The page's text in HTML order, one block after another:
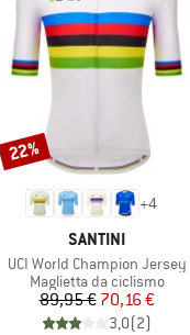
+4
MARCHIO
SANTINI
Articolo
UCI World Champion Jersey
Gruppo di prodotti
Maglietta da ciclismo
Prezzo
89,95 €Prezzo ridotto
70,16 €
3,0(2)
Sconto
22%